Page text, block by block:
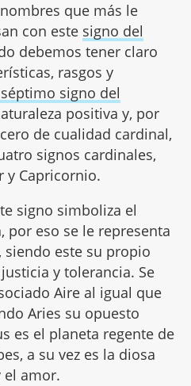
que más le
con este signo del
debemos tener claro
rasgos y
signo del
positiva y, por
de cualidad cardinal,
signos cardinales,
y Capricornio.
signo simboliza el
eso se le representa
siendo este su propio
y tolerancia. Se
Aire al igual que
Aries su opuesto
es el planeta regente de
a su vez es la diosa
el amor.